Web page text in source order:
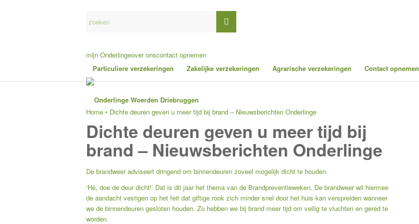
mijn Onderlingeover onscontact opnemen
Particuliere verzekeringen
Zakelijke verzekeringen Agrarische verzekeringen Contact opnemen
Home • Dichte deuren geven u meer tijd bij brand – Nieuwsberichten Onderlinge
Dichte deuren geven u meer tijd bij
brand – Nieuwsberichten Onderlinge
De brandweer adviseert dringend om binnendeuren zoveel mogelijk dicht te houden.
‘Hé, doe de deur dicht!’ Dat is dit jaar het thema van de Brandpreventieweken. De brandweer wil hiermee
de aandacht vestigen op het feit dat giftige rook zich minder snel door het huis kan verspreiden wanneer
we de binnendeuren gesloten houden. Zo hebben we bij brand meer tijd om veilig te vluchten en gered te
worden.